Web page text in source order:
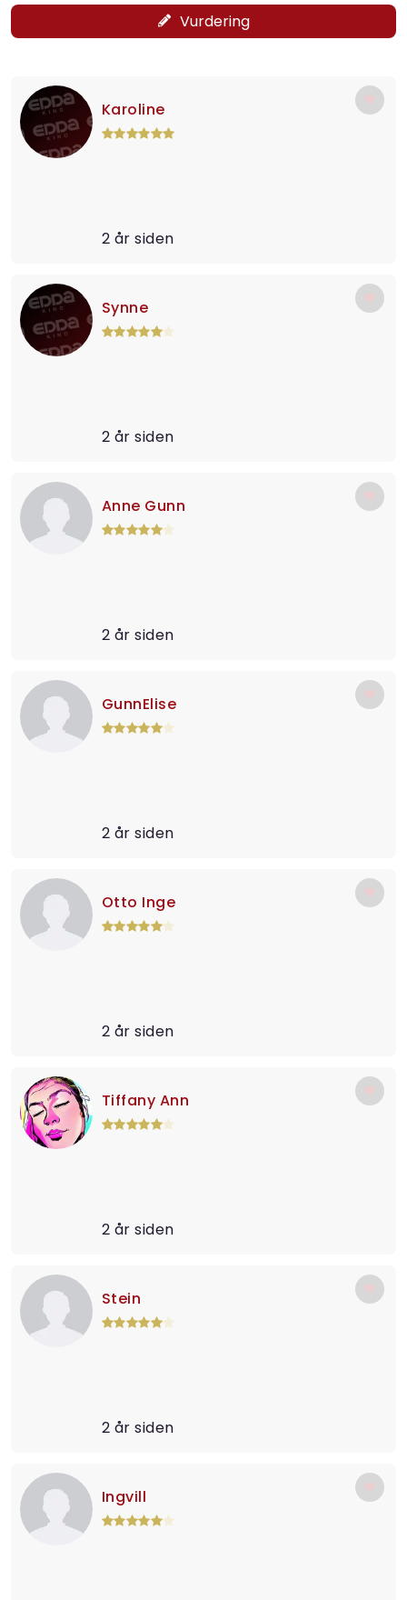
Vurdering
Karoline
2 år siden
Synne
2 år siden
Anne Gunn
2 år siden
GunnElise
2 år siden
Otto Inge
2 år siden
Tiffany Ann
2 år siden
Stein
2 år siden
Ingvill